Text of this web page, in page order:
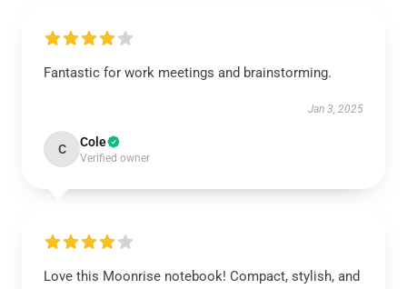
Fantastic for work meetings and brainstorming.
Jan 3, 2025
C Cole
Verified owner
Love this Moonrise notebook! Compact, stylish, and